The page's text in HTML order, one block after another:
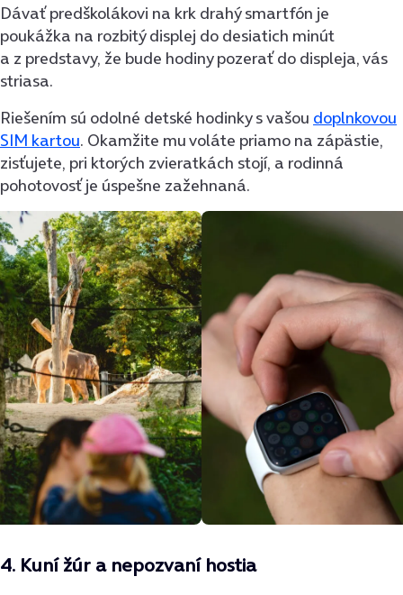
Dávať predškolákovi na krk drahý smartfón je
poukážka na rozbitý displej do desiatich minút
a z predstavy, že bude hodiny pozerať do displeja, vás
striasa.
Riešením sú odolné detské hodinky s vašou doplnkovou
SIM kartou. Okamžite mu voláte priamo na zápästie,
zisťujete, pri ktorých zvieratkách stojí, a rodinná
pohotovosť je úspešne zažehnaná.
4. Kuní žúr a nepozvaní hostia